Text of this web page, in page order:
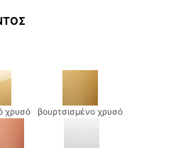
χρυσό βουρτσισμένο χρυσό